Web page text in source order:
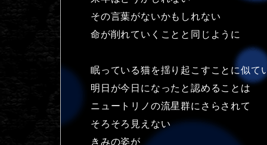
その言葉がないかもしれない
命が削れていくことと同じように
眠っている猫を揺り起こすことに似て
明日が今日になったと認めることは
ニュートリノの流星群にさらされて
そろそろ見えない
きみの姿が